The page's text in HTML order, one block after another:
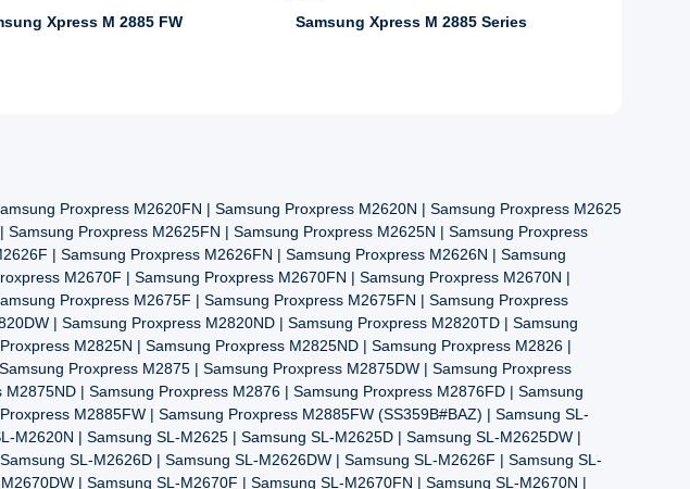
Xpress M 2885 FW Samsung Xpress M 2885 Series
Proxpress M2620FN | Samsung Proxpress M2620N | Samsung Proxpress M2625
Proxpress M2625FN | Samsung Proxpress M2625N | Samsung Proxpress
| Samsung Proxpress M2626FN | Samsung Proxpress M2626N | Samsung
M2670F | Samsung Proxpress M2670FN | Samsung Proxpress M2670N |
Proxpress M2675F | Samsung Proxpress M2675FN | Samsung Proxpress
| Samsung Proxpress M2820ND | Samsung Proxpress M2820TD | Samsung
M2825N | Samsung Proxpress M2825ND | Samsung Proxpress M2826 |
Proxpress M2875 | Samsung Proxpress M2875DW | Samsung Proxpress
| Samsung Proxpress M2876 | Samsung Proxpress M2876FD | Samsung
M2885FW | Samsung Proxpress M2885FW (SS359B#BAZ) | Samsung SL-
| Samsung SL-M2625 | Samsung SL-M2625D | Samsung SL-M2625DW |
SL-M2626D | Samsung SL-M2626DW | Samsung SL-M2626F | Samsung SL-
| Samsung SL-M2670F | Samsung SL-M2670FN | Samsung SL-M2670N |